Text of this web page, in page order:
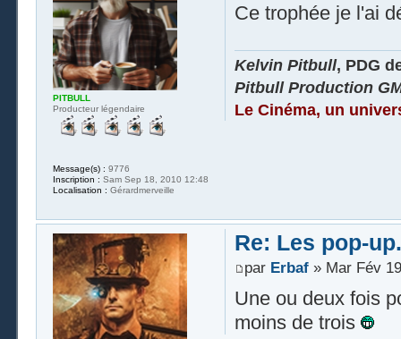
Ce trophée je l'ai
Kelvin Pitbull, PDG
Pitbull Production
Le Cinéma, un
PITBULL
Producteur légendaire
Message(s) : 9776
Inscription : Sam Sep 18, 2010 12:48
Localisation : Gérardmerveille
Re: Les pop-
par Erbaf» Mar Fév
Une ou deux fois
moins de trois